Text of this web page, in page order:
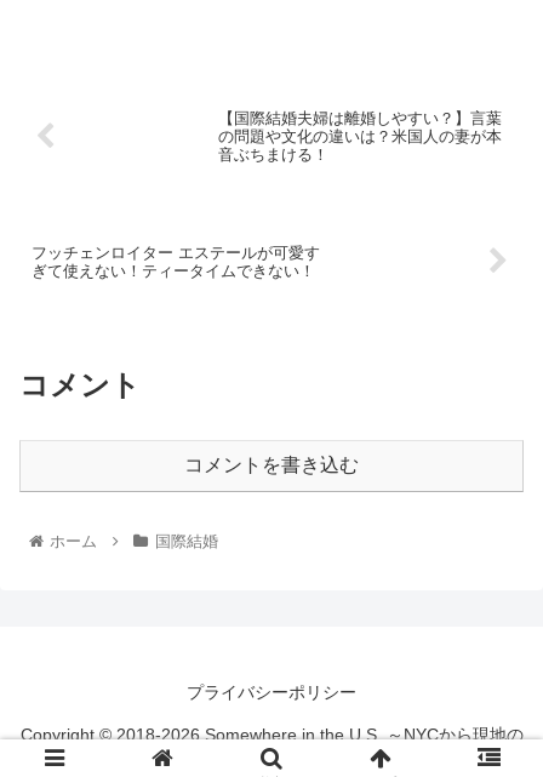
【国際結婚夫婦は離婚しやすい？】言葉
の問題や文化の違いは？米国人の妻が本
音ぶちまける！
フッチェンロイター エステールが可愛す
ぎて使えない！ティータイムできない！
コメント
コメントを書き込む
ホーム 国際結婚
プライバシーポリシー
Copyright © 2018-2026 Somewhere in the U.S. ～NYCから現地の
情報を発信するブログ All Rights Reserved.